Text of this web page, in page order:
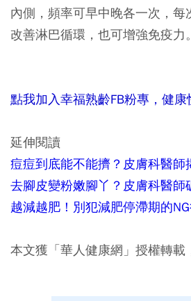
內側，頻率可早中晚各一次，
改善淋巴循環，也可增強免疫力。
點我加入幸福熟齡FB粉專，健康
延伸閱讀
痘痘到底能不能擠？皮膚科醫師
去腳皮變粉嫩腳丫？皮膚科醫師
越減越肥！別犯減肥停滯期的
本文獲「華人健康網」授權轉載